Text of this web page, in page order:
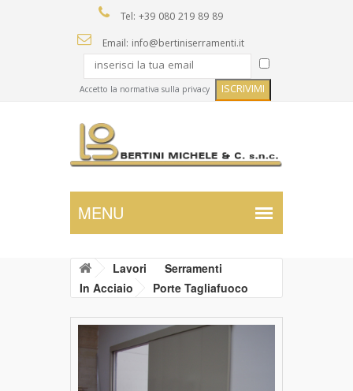
Tel: +39 080 219 89 89
Email: info@bertiniserramenti.it
Accetto la normativa sulla privacy
Lavori
Serramenti
In Acciaio
Porte Tagliafuoco